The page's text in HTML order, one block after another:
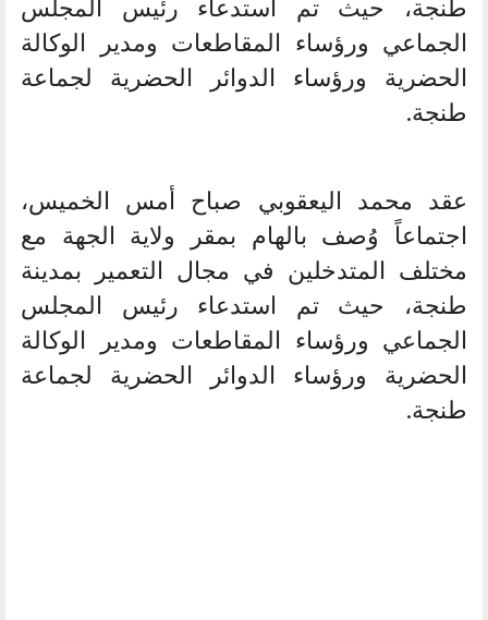
طنجة، حيث تم استدعاء رئيس المجلس
الجماعي ورؤساء المقاطعات ومدير الوكالة
الحضرية ورؤساء الدوائر الحضرية لجماعة
طنجة.
عقد محمد اليعقوبي صباح أمس الخميس،
اجتماعاً وُصف بالهام بمقر ولاية الجهة مع
مختلف المتدخلين في مجال التعمير بمدينة
طنجة، حيث تم استدعاء رئيس المجلس
الجماعي ورؤساء المقاطعات ومدير الوكالة
الحضرية ورؤساء الدوائر الحضرية لجماعة
طنجة.